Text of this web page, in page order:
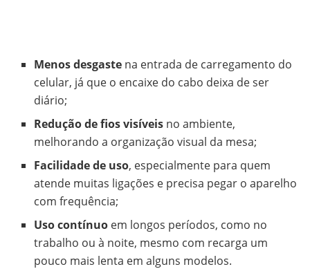
Menos desgaste na entrada de carregamento do
celular, já que o encaixe do cabo deixa de ser
diário;
Redução de fios visíveis no ambiente,
melhorando a organização visual da mesa;
Facilidade de uso, especialmente para quem
atende muitas ligações e precisa pegar o aparelho
com frequência;
Uso contínuo em longos períodos, como no
trabalho ou à noite, mesmo com recarga um
pouco mais lenta em alguns modelos.